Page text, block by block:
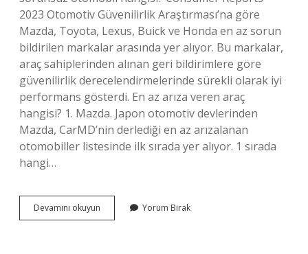
2023 Otomotiv Güvenilirlik Araştırması’na göre
Mazda, Toyota, Lexus, Buick ve Honda en az sorun
bildirilen markalar arasında yer alıyor. Bu markalar,
araç sahiplerinden alınan geri bildirimlere göre
güvenilirlik derecelendirmelerinde sürekli olarak iyi
performans gösterdi. En az arıza veren araç
hangisi? 1. Mazda. Japon otomotiv devlerinden
Mazda, CarMD’nin derlediği en az arızalanan
otomobiller listesinde ilk sırada yer alıyor. 1 sırada
hangi…
Devamını okuyun
Güvenilir
Yorum Bırak